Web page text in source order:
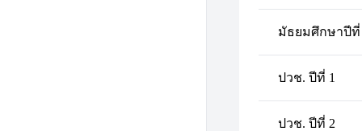
มัธยมศึกษาปีที่
ปวช. ปีที่ 1
ปวช. ปีที่ 2